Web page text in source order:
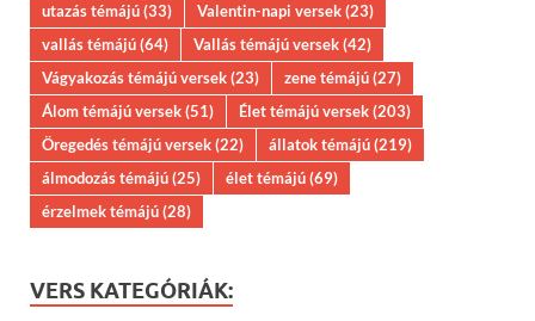
utazás témájú(33) Valentin-napi versek(23)
vallás témájú(64) Vallás témájú versek(42)
Vágyakozás témájú versek(23) zene témájú(27)
Álom témájú versek(51) Élet témájú versek(203)
Öregedés témájú versek(22) állatok témájú(219)
álmodozás témájú(25) élet témájú(69)
érzelmek témájú(28)
VERS KATEGÓRIÁK: